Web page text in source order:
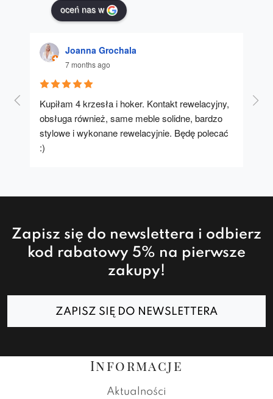
oceń nas w
Joanna Grochala
7 months ago
Kupiłam 4 krzesła i hoker. Kontakt rewelacyjny,
obsługa również, same meble solidne, bardzo
stylowe i wykonane rewelacyjnie. Będę polecać
:)
A
Zapisz się do newslettera i odbierz
kod rabatowy 5% na pierwsze
zakupy!
ZAPISZ SIĘ DO NEWSLETTERA
Informacje
Aktualności